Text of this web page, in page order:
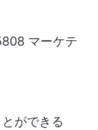
マーケテ
ができる